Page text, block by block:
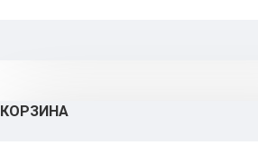
КОРЗИНА